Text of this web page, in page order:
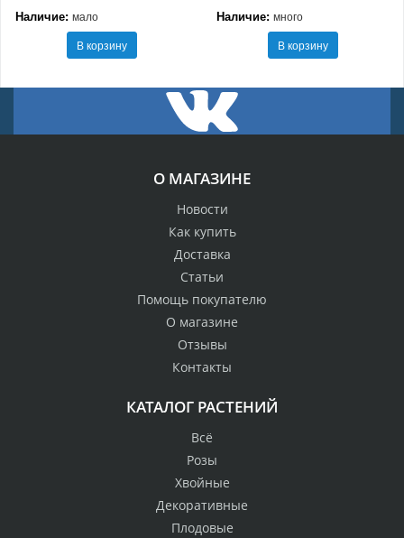
Наличие: мало
В корзину
Наличие: много
В корзину
О МАГАЗИНЕ
Новости
Как купить
Доставка
Статьи
Помощь покупателю
О магазине
Отзывы
Контакты
КАТАЛОГ РАСТЕНИЙ
Всё
Розы
Хвойные
Декоративные
Плодовые